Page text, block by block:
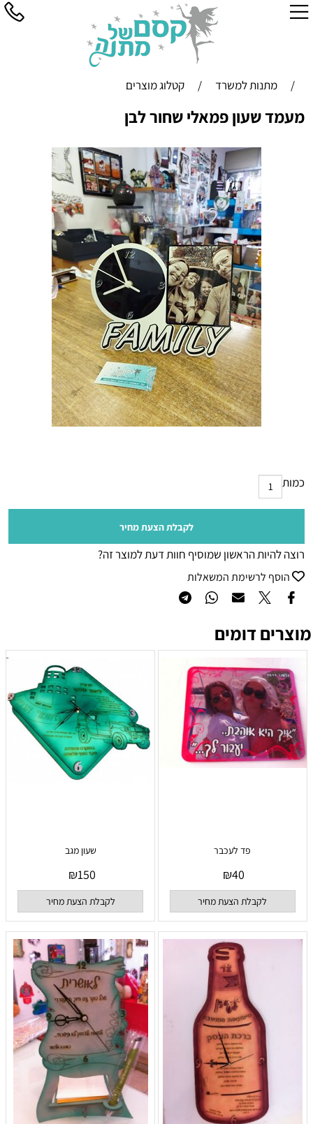
/ מתנות למשרד / קטלוג מוצרים
מעמד שעון פמאלי שחור לבן
כמות
לקבלת הצעת מחיר
רוצה להיות הראשון שמוסיף חוות דעת למוצר זה?
הוסף לרשימת המשאלות
מוצרים דומים
פד לעכבר
₪40
לקבלת הצעת מחיר
שעון מגב
₪150
לקבלת הצעת מחיר